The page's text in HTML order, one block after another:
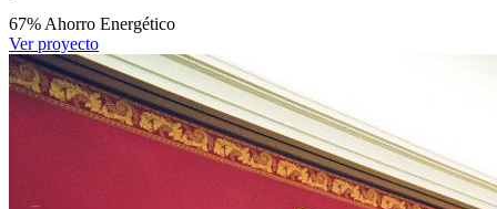
67% Ahorro Energético
Ver proyecto